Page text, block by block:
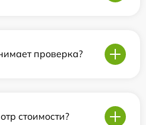
проверка?
стоимости?